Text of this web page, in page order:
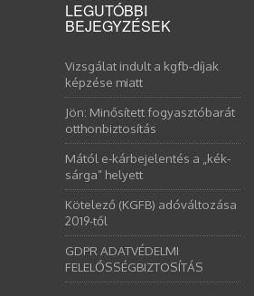
LEGUTÓBBI
BEJEGYZÉSEK
Vizsgálat indult a kgfb-díjak
képzése miatt
Jön: Minősített fogyasztóbarát
otthonbiztosítás
Mától e-kárbejelentés a „kék-
sárga” helyett
Kötelező (KGFB) adóváltozása
2019-től
GDPR ADATVÉDELMI
FELELŐSSÉGBIZTOSÍTÁS